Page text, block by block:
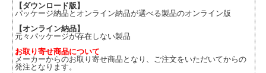
【ダウンロード版】
パッケージ納品とオンライン納品が選べる製品のオンライン版
【オンライン納品】
元々パッケージが存在しない製品
お取り寄せ商品について
メーカーからのお取り寄せ商品となり、ご注文をいただいてからの
発注となります。